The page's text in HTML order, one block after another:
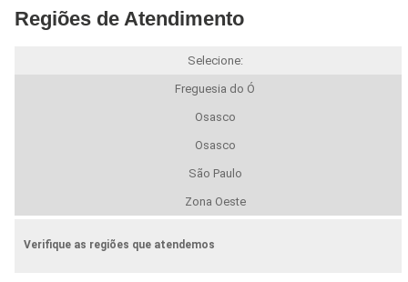
Regiões de Atendimento
Selecione:
Freguesia do Ó
Osasco
Osasco
São Paulo
Zona Oeste
Verifique as regiões que atendemos